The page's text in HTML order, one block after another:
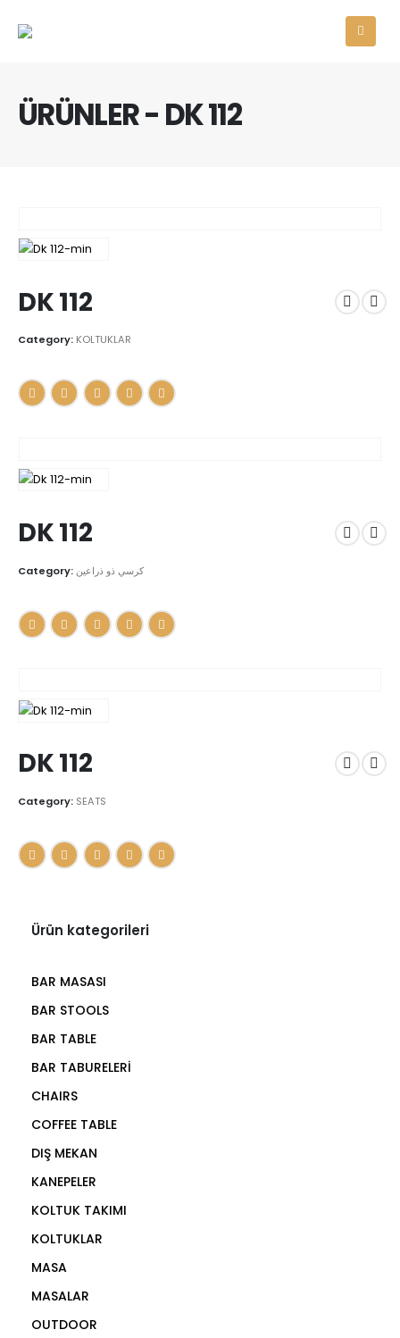
ÜRÜNLER - DK 112
DK 112
Category: KOLTUKLAR
DK 112
Category: كرسي ذو ذراعين
DK 112
Category: SEATS
Ürün kategorileri
BAR MASASI
BAR STOOLS
BAR TABLE
BAR TABURELERİ
CHAIRS
COFFEE TABLE
DIŞ MEKAN
KANEPELER
KOLTUK TAKIMI
KOLTUKLAR
MASA
MASALAR
OUTDOOR